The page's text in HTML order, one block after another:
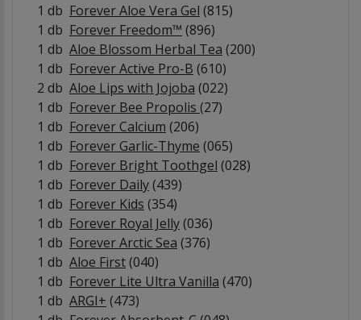
1 db Forever Aloe Vera Gel (815)
1 db Forever Freedom™ (896)
1 db Aloe Blossom Herbal Tea (200)
1 db Forever Active Pro-B (610)
2 db Aloe Lips with Jojoba (022)
1 db Forever Bee Propolis (27)
1 db Forever Calcium (206)
1 db Forever Garlic-Thyme (065)
1 db Forever Bright Toothgel (028)
1 db Forever Daily(439)
1 db Forever Kids (354)
1 db Forever Royal Jelly(036)
1 db Forever Arctic Sea (376)
1 db Aloe First(040)
1 db Forever Lite Ultra Vanilla (470)
1 db ARGI+ (473)